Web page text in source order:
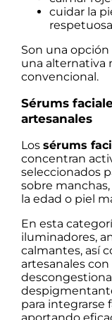
cuidar la
respetuosa
Son una
una alternativa
convencional.
Sérums
artesanales
Los sérums
concentran
seleccionados
sobre
la edad o piel
En esta
iluminadores,
calmantes, así
artesanales
para integrarse